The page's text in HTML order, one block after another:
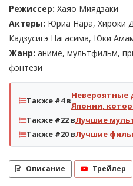
Режиссер: Хаяо Миядзаки
Актеры: Юриа Нара, Хироки
Кадзусигэ Нагасима, Юки
Жанр: аниме, мультфильм,
фэнтези
Также #4 вНевероятные
Японии,
Также #22 вЛучшие
Также #20 вЛучшие
Описание Трейлер